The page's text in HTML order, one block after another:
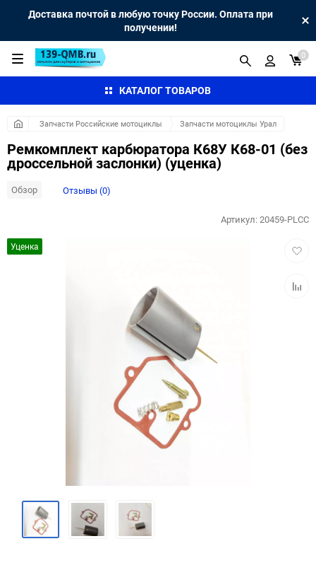
Доставка почтой в любую точку России. Оплата при
получении!
КАТАЛОГ ТОВАРОВ
0
Запчасти Российские мотоциклы Запчасти мотоциклы Урал
Ремкомплект карбюратора К68У К68-01 (без
дроссельной заслонки) (уценка)
Обзор Отзывы (0)
Уценка
Артикул:20459-PLCC